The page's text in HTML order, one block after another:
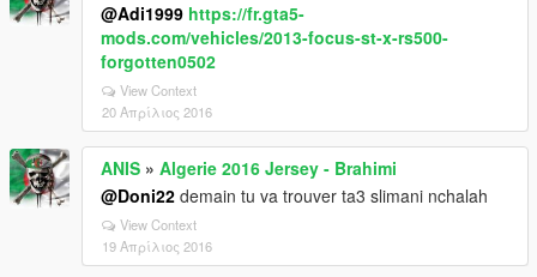
@Adi1999 https://fr.gta5-
mods.com/vehicles/2013-focus-st-x-rs500-
forgotten0502
View Context
20 Απρίλιος 2016
ANIS » Algerie 2016 Jersey - Brahimi
@Doni22 demain tu va trouver ta3 slimani nchalah
View Context
19 Απρίλιος 2016